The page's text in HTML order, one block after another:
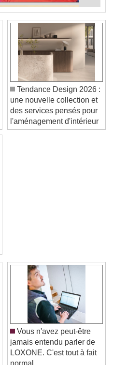
Skip Forward
Tendance Design 2026 :
une nouvelle collection et
des services pensés pour
l'aménagement d'intérieur
Vous n'avez peut-être
jamais entendu parler de
LOXONE. C'est tout à fait